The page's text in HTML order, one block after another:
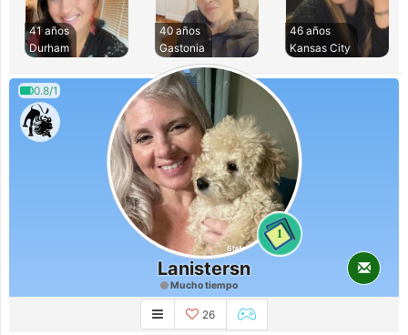
41 años
Durham
40 años
Gastonia
46 años
Kansas City
0.8/1
1
Lanistersn
Mucho tiempo
26